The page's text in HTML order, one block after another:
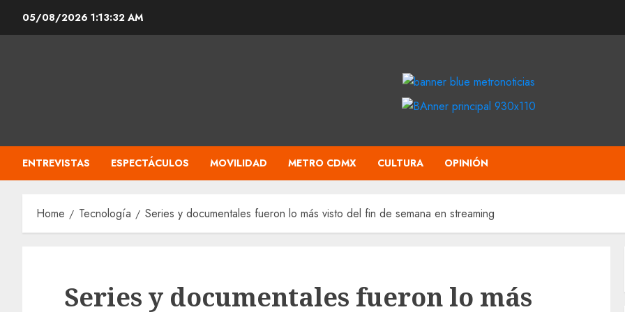
05/08/2026 1:13:33 AM
ENTREVISTAS ESPECTÁCULOS MOVILIDAD METRO CDMX CULTURA OPINIÓN
Home Tecnología Series y documentales fueron lo más visto del fin de semana en streaming
Series y documentales fueron lo más